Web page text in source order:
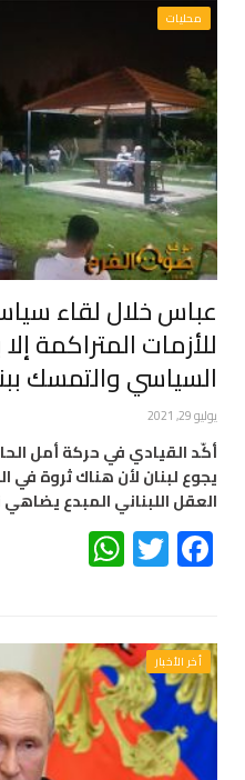
محليات
عباس خلال لقاء
للأزمات المتراكمة
السياسي والتمسك
يوليو 29, 2021
أكّد القيادي في حركة أمل
يجوع لبنان لأن هناك ثروة في
العقل اللبناني المبدع
Facebook
Twitter
أخر الأخبار